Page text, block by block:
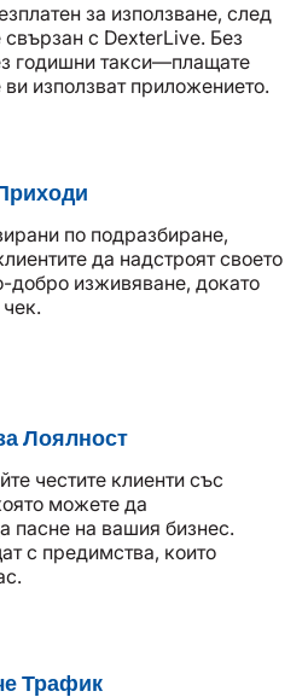
за използване, след
с DexterLive. Без
годишни такси—плащате
използват приложението.
по подразбиране,
да надстроят своето
добро изживяване, докато
Лоялност
честите клиенти със
можете да
пасне на вашия бизнес.
с предимства, които
Трафик